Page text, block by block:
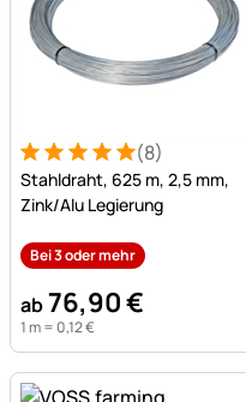
Bewertung: 5 von 5 (8
8 Bewertungen
(8)
Stahldraht, 625 m, 2,5 mm,
Zink/Alu Legierung
Bei 3 oder mehr
ab76,90€
1 m = 0,12€